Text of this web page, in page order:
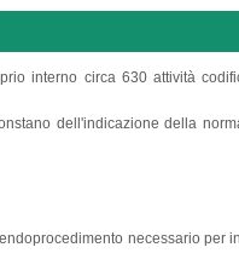
interno circa 630 attività
dell'indicazione della
necessario per